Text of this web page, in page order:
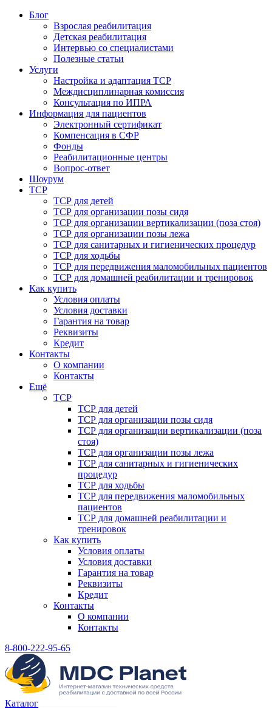
Блог
Взрослая реабилитация
Детская реабилитация
Интервью со специалистами
Полезные статьи
Услуги
Настройка и адаптация ТСР
Междисциплинарная комиссия
Консультация по ИПРА
Информация для пациентов
Электронный сертификат
Компенсация в СФР
Фонды
Реабилитационные центры
Вопрос-ответ
Шоурум
ТСР
ТСР для детей
ТСР для организации позы сидя
ТСР для организации вертикализации (поза стоя)
ТСР для организации позы лежа
ТСР для санитарных и гигиенических процедур
ТСР для ходьбы
ТСР для передвижения маломобильных пациентов
ТСР для домашней реабилитации и тренировок
Как купить
Условия оплаты
Условия доставки
Гарантия на товар
Реквизиты
Кредит
Контакты
О компании
Контакты
Ещё
ТСР
ТСР для детей
ТСР для организации позы сидя
ТСР для организации вертикализации (поза
стоя)
ТСР для организации позы лежа
ТСР для санитарных и гигиенических
процедур
ТСР для ходьбы
ТСР для передвижения маломобильных
пациентов
ТСР для домашней реабилитации и
тренировок
Как купить
Условия оплаты
Условия доставки
Гарантия на товар
Реквизиты
Кредит
Контакты
О компании
Контакты
8-800-222-95-65
Каталог